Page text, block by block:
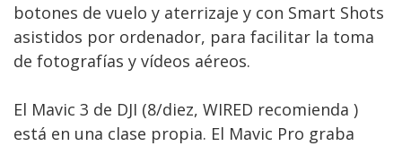
botones de vuelo y aterrizaje y con Smart Shots
asistidos por ordenador, para facilitar la toma
de fotografías y vídeos aéreos.
El Mavic 3 de DJI (8/diez, WIRED recomienda )
está en una clase propia. El Mavic Pro graba